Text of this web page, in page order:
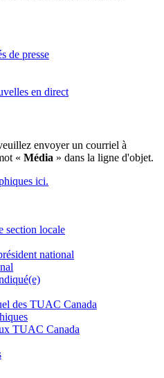
de presse
en direct
envoyer un courriel à
« Média » dans la ligne d'objet.
ici.
section locale
national
des TUAC Canada
TUAC Canada